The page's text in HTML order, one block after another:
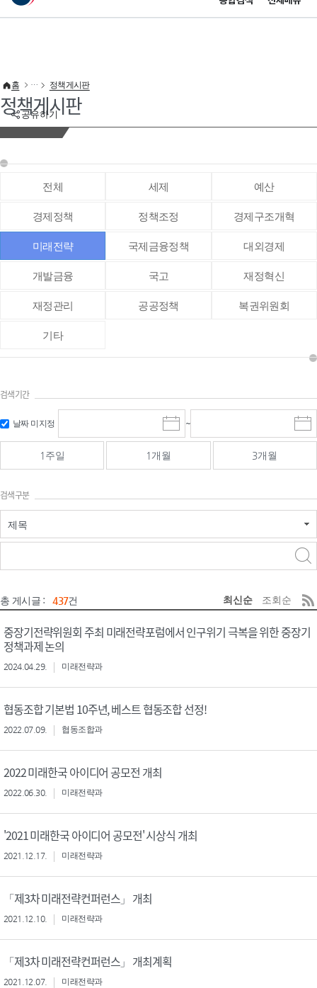
이 누리집은 대한민국 공식 전자정부 누리집입니다.
공유하기
홈 정책게시판
정책게시판
전체 세제 예산
경제정책 정책조정 경제구조개혁
미래전략 국제금융정책 대외경제
개발금융 국고 재정혁신
재정관리 공공정책 복권위원회
기타
검색기간
날짜 미지정
시
작
일
선
~
종
료
선
1주일 1개월 3개월
검색구분
제목
총 게시글 : 437건 최신순 조회순
중장기전략위원회 주최 미래전략포럼에서 인구위기 극복을 위한 중장기
정책과제 논의
2024.04.29. 미래전략과
협동조합 기본법 10주년, 베스트 협동조합 선정!
2022.07.09. 협동조합과
2022 미래한국 아이디어 공모전 개최
2022.06.30. 미래전략과
'2021 미래한국 아이디어 공모전' 시상식 개최
2021.12.17. 미래전략과
「제3차 미래전략컨퍼런스」 개최
2021.12.10. 미래전략과
「제3차 미래전략컨퍼런스」 개최계획
2021.12.07. 미래전략과